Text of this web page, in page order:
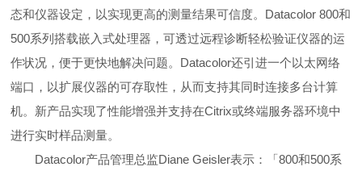
态和仪器设定，以实现更高的测量结果可信度。Datacolor 800和
500系列搭载嵌入式处理器，可透过远程诊断轻松验证仪器的运
作状况，便于更快地解决问题。Datacolor还引进一个以太网络
端口，以扩展仪器的可存取性，从而支持其同时连接多台计算
机。新产品实现了性能增强并支持在Citrix或终端服务器环境中
进行实时样品测量。
Datacolor产品管理总监Diane Geisler表示：「800和500系